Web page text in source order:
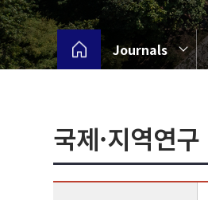
Journals
국제·지역연구